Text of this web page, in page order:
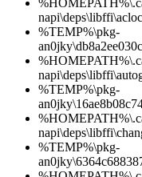
%TEMP%\pkg-
%TEMP%\pkg-
%TEMP%\pkg-